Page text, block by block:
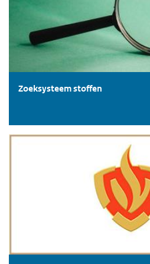
Zoeksysteem stoffen
Interventiewaarden